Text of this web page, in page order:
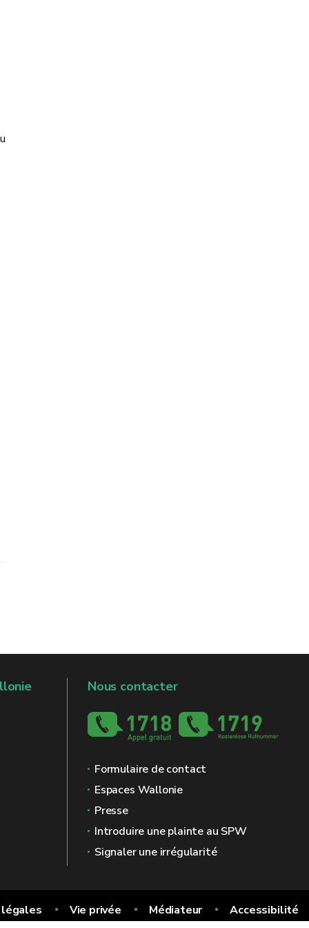
Nous contacter
Formulaire de contact
Espaces Wallonie
Presse
Introduire une plainte au SPW
Signaler une irrégularité
Vie privée Médiateur Accessibilité